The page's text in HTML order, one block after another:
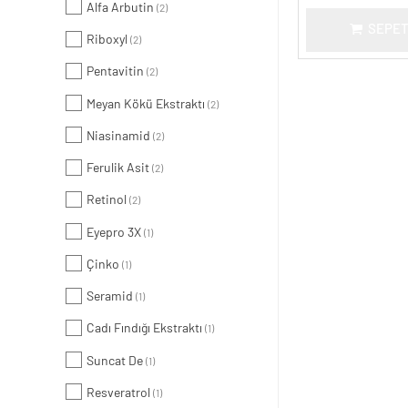
Alfa Arbutin (2)
Riboxyl (2)
Pentavitin (2)
Meyan Kökü Ekstraktı (2)
Niasinamid (2)
Ferulik Asit (2)
Retinol (2)
Eyepro 3X (1)
Çinko (1)
Seramid (1)
Cadı Fındığı Ekstraktı (1)
Suncat De (1)
Resveratrol (1)